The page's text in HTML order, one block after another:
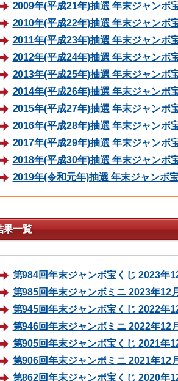
2009年(平成21年)抽選 年末ジャンボ
2010年(平成22年)抽選 年末ジャンボ
2011年(平成23年)抽選 年末ジャンボ
2012年(平成24年)抽選 年末ジャンボ
2013年(平成25年)抽選 年末ジャンボ
2014年(平成26年)抽選 年末ジャンボ
2015年(平成27年)抽選 年末ジャンボ
2016年(平成28年)抽選 年末ジャンボ
2017年(平成29年)抽選 年末ジャンボ
2018年(平成30年)抽選 年末ジャンボ
2019年(令和元年)抽選 年末ジャンボ
果一覧
第984回年末ジャンボ宝くじ 2023年
第985回年末ジャンボミニ 2023年12
第945回年末ジャンボ宝くじ 2022年
第946回年末ジャンボミニ 2022年12
第905回年末ジャンボ宝くじ 2021年
第906回年末ジャンボミニ 2021年12
第862回年末ジャンボ宝くじ 2020年